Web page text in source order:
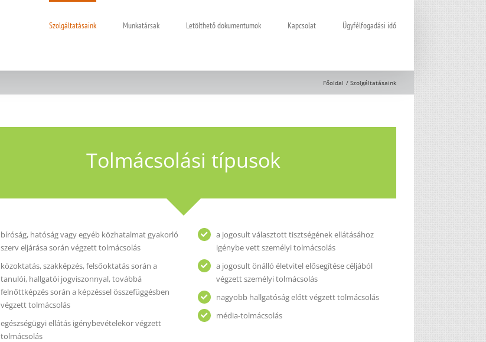
Szolgáltatásaink Munkatársak Letölthető dokumentumok Kapcsolat Ügyfélfogadási idő
Főoldal Szolgáltatásaink
Tolmácsolási típusok
bíróság, hatóság vagy egyéb közhatalmat gyakorló
szerv eljárása során végzett tolmácsolás
közoktatás, szakképzés, felsőoktatás során a
tanulói, hallgatói jogviszonnyal, továbbá
felnőttképzés során a képzéssel összefüggésben
végzett tolmácsolás
egészségügyi ellátás igénybevételekor végzett
tolmácsolás
a jogosult választott tisztségének ellátásához
igénybe vett személyi tolmácsolás
a jogosult önálló életvitel elősegítése céljából
végzett személyi tolmácsolás
nagyobb hallgatóság előtt végzett tolmácsolás
média-tolmácsolás